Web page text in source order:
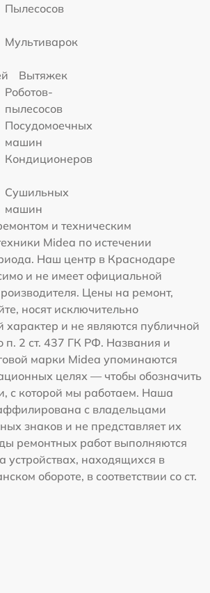
Пылесосов
Мультиварок
Вытяжек
Роботов-
пылесосов
Посудомоечных
машин
Кондиционеров
Сушильных
машин
и техническим
Midea по истечении
Наш центр в Краснодаре
и не имеет официальной
Цены на ремонт,
носят исключительно
характер и не являются публичной
п. 2 ст. 437 ГК РФ. Названия и
марки Midea упоминаются
целях — чтобы обозначить
с которой мы работаем. Наша
с владельцами
знаков и не представляет их
ремонтных работ выполняются
устройствах, находящихся в
обороте, в соответствии со ст.